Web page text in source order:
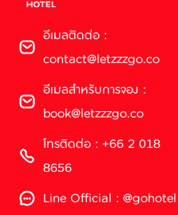
อีเมลติดต่อ :
contact@letzzzgo.co
อีเมลสำหรับการจอง :
book@letzzzgo.co
โทรติดต่อ : +66 2 018
8656
Line Official : @gohotel